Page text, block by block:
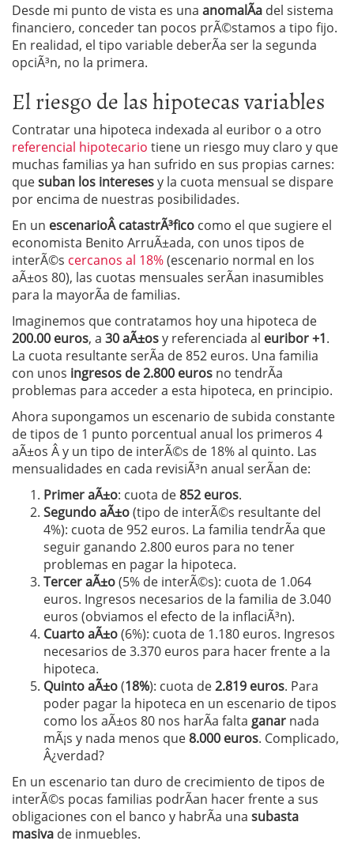
Desde mi punto de vista es una anomalÃ­a del sistema
financiero, conceder tan pocos prÃ©stamos a tipo fijo.
En realidad, el tipo variable deberÃ­a ser la segunda
opciÃ³n, no la primera.
El riesgo de las hipotecas variables
Contratar una hipoteca indexada al euribor o a otro
referencial hipotecario tiene un riesgo muy claro y que
muchas familias ya han sufrido en sus propias carnes:
quesuban los interesesy la cuota mensual se dispare
por encima de nuestras posibilidades.
En un escenarioÂ catastrÃ³fico como el que sugiere el
economista Benito ArruÃ±ada, con unos tipos de
interÃ©s cercanos al 18%(escenario normal en los
aÃ±os 80), las cuotas mensuales serÃ­an inasumibles
para la mayorÃ­a de familias.
Imaginemos que contratamos hoy una hipoteca de
200.00 euros, a 30 aÃ±osy referenciada al euribor +1.
La cuota resultante serÃ­a de 852 euros. Una familia
con unos ingresos de 2.800 euros no tendrÃ­a
problemas para acceder a esta hipoteca, en principio.
Ahora supongamos un escenario de subida constante
de tipos de 1 punto porcentual anual los primeros 4
aÃ±os Â y un tipo de interÃ©s de 18% al quinto. Las
mensualidades en cada revisiÃ³n anual serÃ­an de:
Primer aÃ±o: cuota de852 euros.
Segundo aÃ±o(tipo de interÃ©s resultante del
4%): cuota de 952 euros. La familia tendrÃ­a que
seguir ganando 2.800 euros para no tener
problemas en pagar la hipoteca.
Tercer aÃ±o(5% de interÃ©s): cuota de 1.064
euros. Ingresos necesarios de la familia de 3.040
euros (obviamos el efecto de la inflaciÃ³n).
Cuarto aÃ±o(6%): cuota de 1.180 euros. Ingresos
necesarios de 3.370 euros para hacer frente a la
hipoteca.
Quinto aÃ±o(18%): cuota de2.819 euros. Para
poder pagar la hipoteca en un escenario de tipos
como los aÃ±os 80 nos harÃ­a falta ganar nada
mÃ¡s y nada menos que8.000 euros. Complicado,
Â¿verdad?
En un escenario tan duro de crecimiento de tipos de
interÃ©s pocas familias podrÃ­an hacer frente a sus
obligaciones con el banco y habrÃ­a una subasta
masiva de inmuebles.